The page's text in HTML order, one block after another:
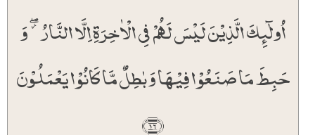
اُولٰٓئِکَ الَّذِیۡنَ لَیۡسَ لَہُمۡ فِی الۡاٰخِرَۃِ اِلَّا النَّارُ ۫ۖ وَ
حَبِطَ مَا صَنَعُوۡا فِیۡہَا وَ بٰطِلٌ مَّا کَانُوۡا یَعۡمَلُوۡنَ
﴿۱۶﴾